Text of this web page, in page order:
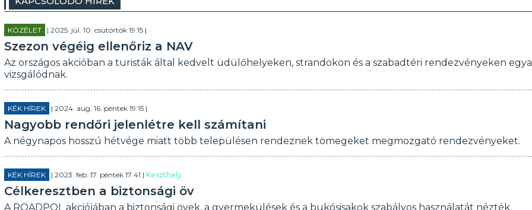
KÖZÉLET | 2025. júl. 10. csütörtök 19:15 |
Szezon végéig ellenőriz a NAV
Az országos akcióban a turisták által kedvelt üdülőhelyeken, strandokon és a szabadtéri rendezvényeken
vizsgálódnak.
KÉK HÍREK | 2024. aug. 16. péntek 19:15 |
Nagyobb rendőri jelenlétre kell számítani
A négynapos hosszú hétvége miatt több településen rendeznek tömegeket megmozgató rendezvényeket.
KÉK HÍREK | 2023. feb. 17. péntek 17:41 | Keszthely
Célkeresztben a biztonsági öv
A ROADPOL akciójában a biztonsági övek, a gyermekülések és a bukósisakok szabályos használatát nézték.